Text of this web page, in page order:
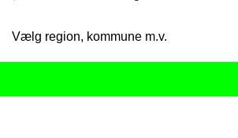
Vælg region, kommune m.v.